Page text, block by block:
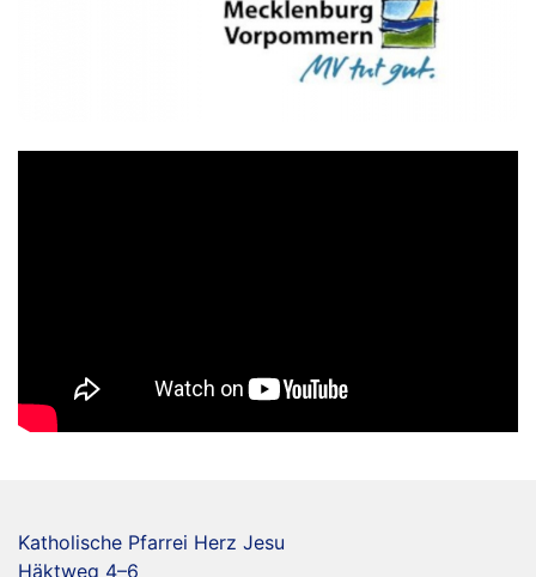
Katholische Pfarrei Herz Jesu
Häktweg 4–6